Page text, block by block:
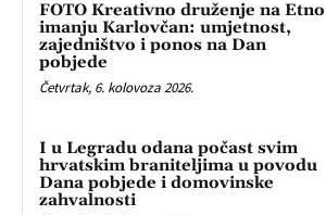
FOTO Kreativno druženje na Etno
imanju Karlovčan: umjetnost,
zajedništvo i ponos na Dan
pobjede
Četvrtak, 6. kolovoza 2026.
I u Legradu odana počast svim
hrvatskim braniteljima u povodu
Dana pobjede i domovinske
zahvalnosti